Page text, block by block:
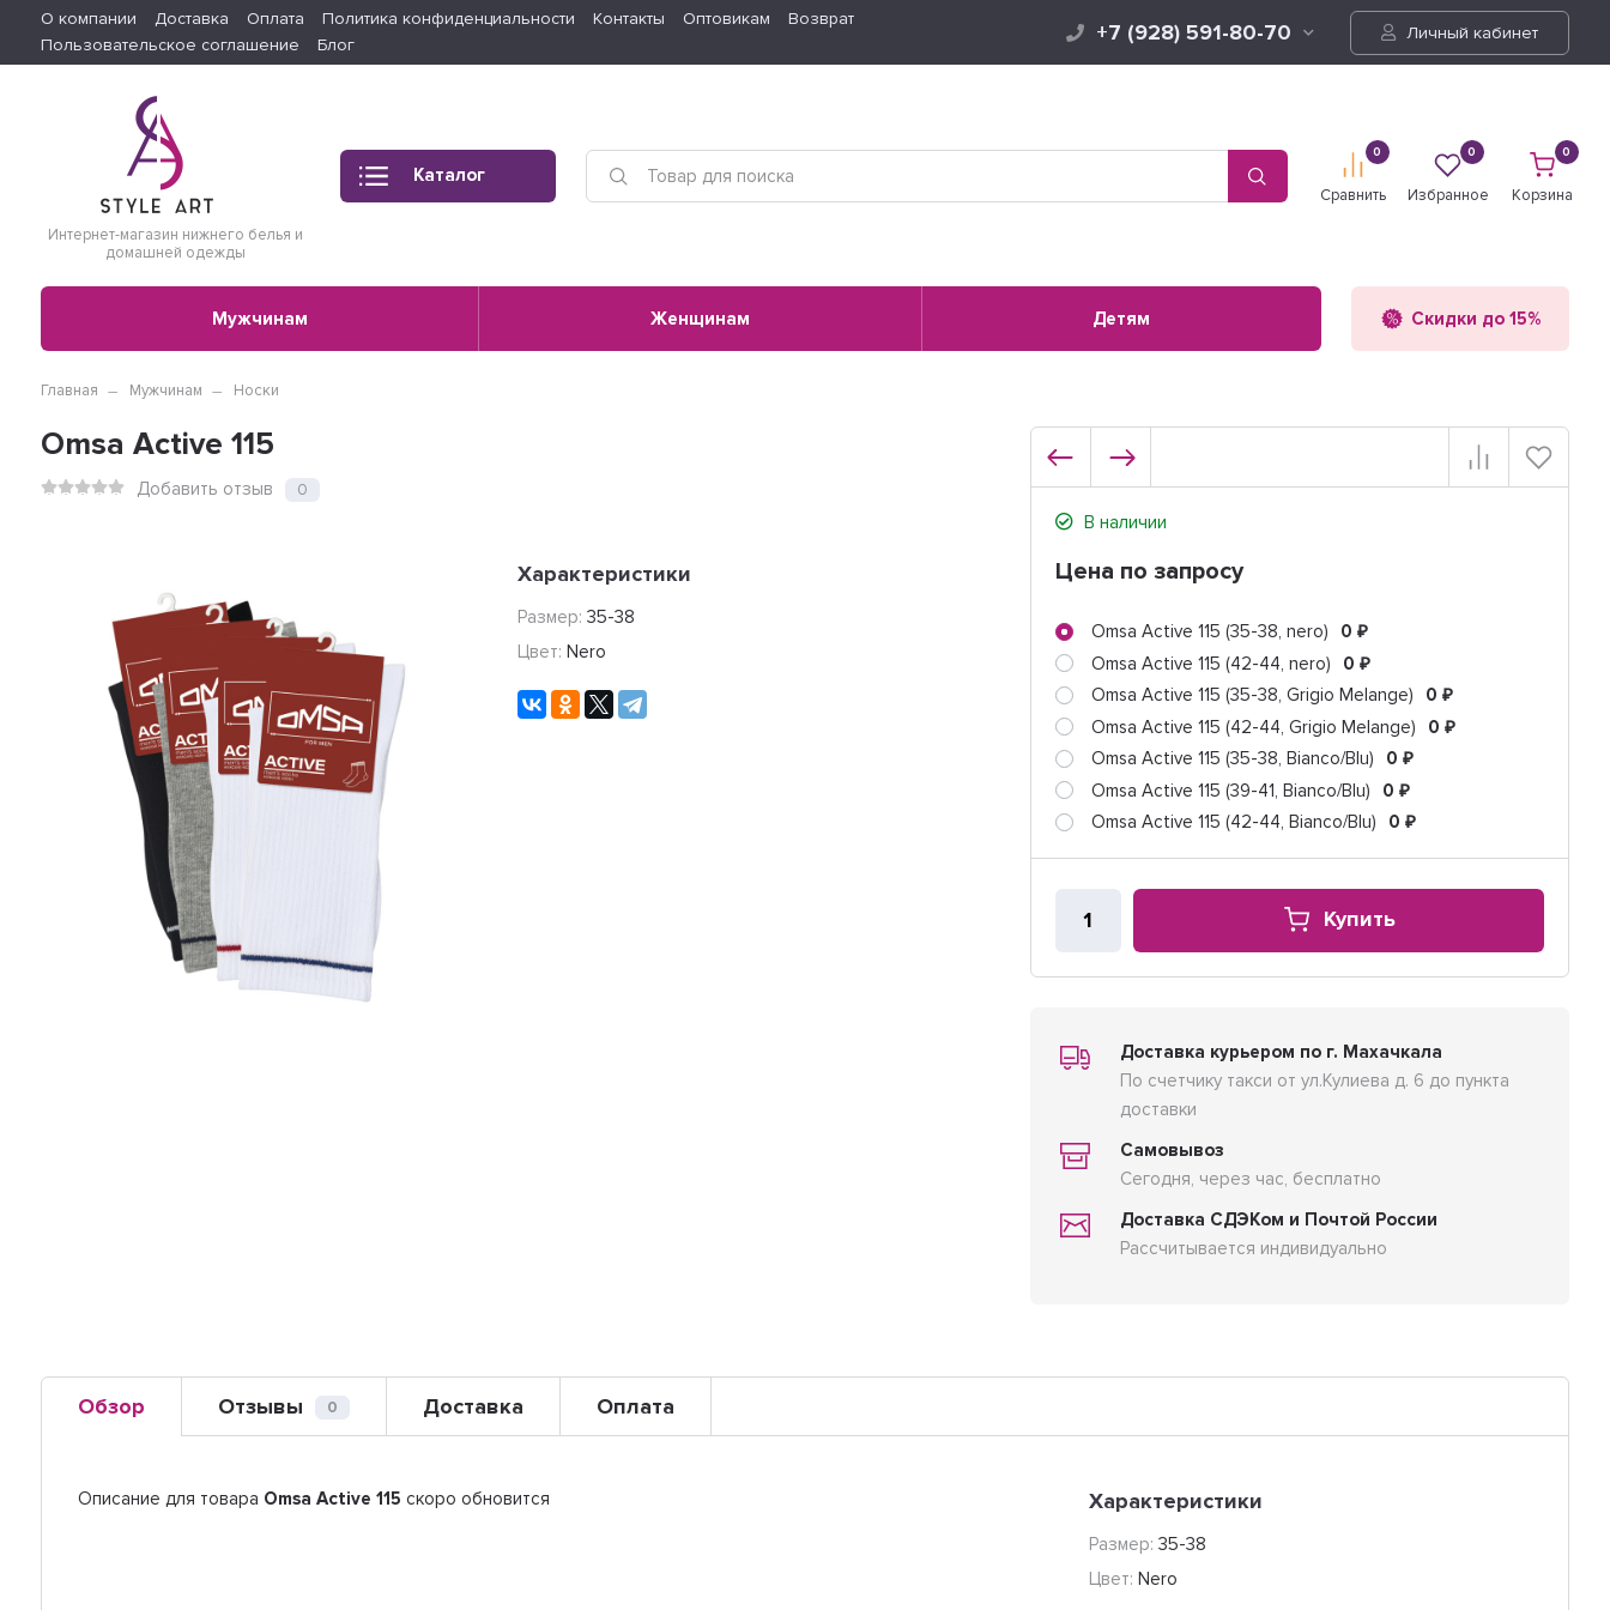
О компании Доставка Оплата Политика конфиденциальности Контакты Оптовикам
Возврат
Пользовательское соглашение
Блог +7 (928) 591-80-70 Личный кабинет
Интернет-магазин нижнего белья и
домашней одежды
Каталог
0
Сравнить
0
Избранное
0
Корзина
Мужчинам Женщинам Детям Скидки до 15%
Главная Мужчинам Носки
Omsa Active 115
Добавить отзыв 0
Характеристики
Размер:35-38
Цвет:Nero
В наличии
Цена по запросу
Omsa Active 115 (35-38, nero) 0 ₽
Omsa Active 115 (42-44, nero) 0 ₽
Omsa Active 115 (35-38, Grigio Melange) 0 ₽
Omsa Active 115 (42-44, Grigio Melange) 0 ₽
Omsa Active 115 (35-38, Bianco/Blu) 0 ₽
Omsa Active 115 (39-41, Bianco/Blu) 0 ₽
Omsa Active 115 (42-44, Bianco/Blu) 0 ₽
Купить
Доставка курьером по г. Махачкала
По счетчику такси от ул.Кулиева д. 6 до пункта
доставки
Самовывоз
Сегодня, через час, бесплатно
Доставка СДЭКом и Почтой России
Рассчитывается индивидуально
Обзор Отзывы 0 Доставка Оплата
Описание для товара Omsa Active 115 скоро обновится Характеристики
Размер: 35-38
Цвет: Nero